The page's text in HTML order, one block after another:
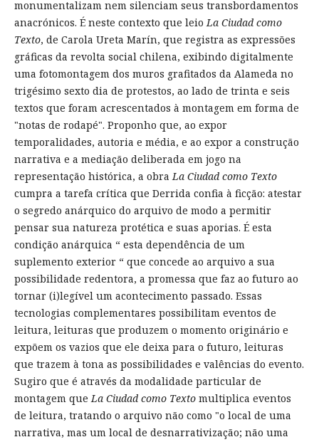
monumentalizam nem silenciam seus transbordamentos
anacrónicos. É neste contexto que leioLa Ciudad como
Texto, de Carola Ureta Marín, que registra as expressões
gráficas da revolta social chilena, exibindo digitalmente
uma fotomontagem dos muros grafitados da Alameda no
trigésimo sexto dia de protestos, ao lado de trinta e seis
textos que foram acrescentados à montagem em forma de
"notas de rodapé". Proponho que, ao expor
temporalidades, autoria e média, e ao expor a construção
narrativa e a mediação deliberada em jogo na
representação histórica, a obraLa Ciudad como Texto
cumpra a tarefa crítica que Derrida confia à ficção: atestar
o segredo anárquico do arquivo de modo a permitir
pensar sua natureza protética e suas aporias. É esta
condição anárquica “ esta dependência de um
suplemento exterior “ que concede ao arquivo a sua
possibilidade redentora, a promessa que faz ao futuro ao
tornar (i)legível um acontecimento passado. Essas
tecnologias complementares possibilitam eventos de
leitura, leituras que produzem o momento originário e
expõem os vazios que ele deixa para o futuro, leituras
que trazem à tona as possibilidades e valências do evento.
Sugiro que é através da modalidade particular de
montagem queLa Ciudad como Textomultiplica eventos
de leitura, tratando o arquivo não como "o local de uma
narrativa, mas um local de desnarrativização; não uma